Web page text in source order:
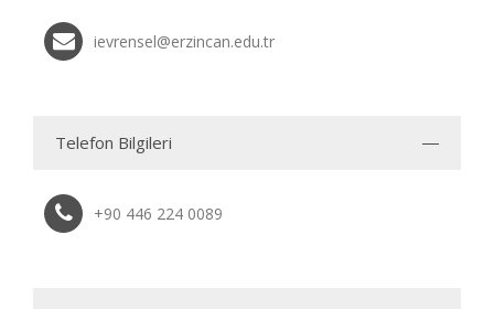
ievrensel@erzincan.edu.tr
Telefon Bilgileri
+90 446 224 0089